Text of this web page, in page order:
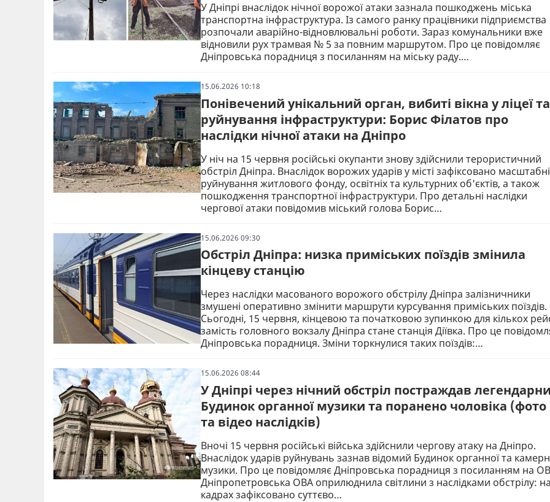
У Дніпрі внаслідок нічної ворожої атаки зазнала пошкоджень міська
транспортна інфраструктура. Із самого ранку працівники підприємства
розпочали аварійно-відновлювальні роботи. Зараз комунальники вже
відновили рух трамвая № 5 за повним маршрутом. Про це повідомляє
Дніпровська порадниця з посиланням на міську раду.…
15.06.2026 10:18
Понівечений унікальний орган, вибиті вікна у ліцеї та
руйнування інфраструктури: Борис Філатов про
наслідки нічної атаки на Дніпро
У ніч на 15 червня російські окупанти знову здійснили терористичний
обстріл Дніпра. Внаслідок ворожих ударів у місті зафіксовано масштабні
руйнування житлового фонду, освітніх та культурних об'єктів, а також
пошкодження транспортної інфраструктури. Про детальні наслідки
чергової атаки повідомив міський голова Борис…
15.06.2026 09:30
Обстріл Дніпра: низка приміських поїздів змінила
кінцеву станцію
Через наслідки масованого ворожого обстрілу Дніпра залізничники
змушені оперативно змінити маршрути курсування приміських поїздів.
Сьогодні, 15 червня, кінцевою та початковою зупинкою для кількох
замість головного вокзалу Дніпра стане станція Діївка. Про це
Дніпровська порадниця. Зміни торкнулися таких поїздів:…
15.06.2026 08:44
У Дніпрі через нічний обстріл постраждав
Будинок органної музики та поранено чоловіка (фото
та відео наслідків)
Вночі 15 червня російські війська здійснили чергову атаку на Дніпро.
Внаслідок ударів руйнувань зазнав відомий Будинок органної та
музики. Про це повідомляє Дніпровська порадниця з посиланням на
Дніпропетровська ОВА оприлюднила світлини з наслідками обстрілу:
кадрах зафіксовано суттєво…